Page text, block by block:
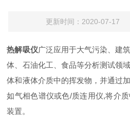
更新时间：2020-07-17
热解吸仪广泛应用于大气污染、建
体、石油化工、食品等分析测试领
体和液体介质中的挥发物，并通过
如气相色谱仪或色/质连用仪,将介
装置。